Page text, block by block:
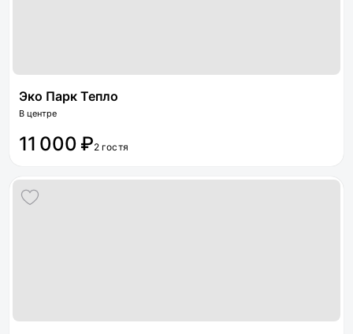
Эко Парк Тепло
В центре
11 000 ₽2 гостя